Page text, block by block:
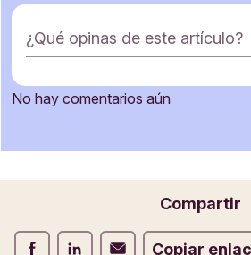
F
o
m
a
d
e
¿Qué opinas de este artículo?
Correo electrónico
No hay comentarios aún
Compartir
Compartir Facebook
Compartir LinkedIn
Compartir Correo
Copiar